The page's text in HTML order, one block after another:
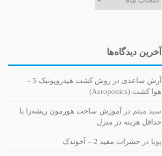
آخرین دیدگاه‌ها
آرش ساعدی در
روش کشت هیدروپونیک 5 –
هوا کشت (Aeroponics)
سید میثم در
آموزش ساخت هورمون ریشه‌زا با
حداقل هزینه در منزل
پویا در حشرات مفید 2 – آخوندک